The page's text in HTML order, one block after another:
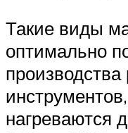
Такие виды
оптимально
нагреваются